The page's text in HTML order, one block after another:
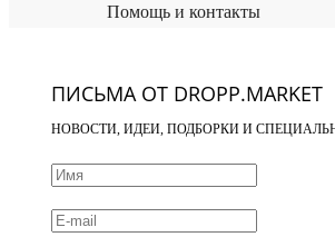
Помощь и контакты
ПИСЬМА ОТ DROPP.MARKET
НОВОСТИ, ИДЕИ, ПОДБОРКИ И